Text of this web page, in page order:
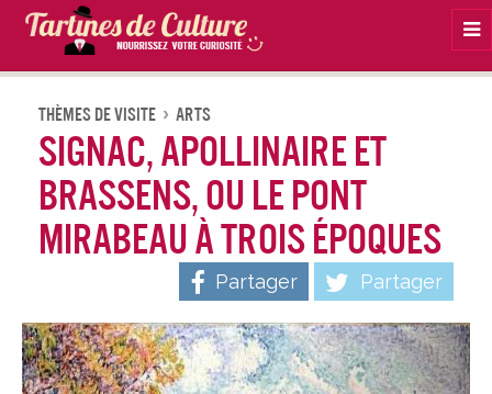
Thèmes De Visite Arts
Signac, Apollinaire et
Brassens, ou Le Pont
Mirabeau à trois époques
Partager Partager